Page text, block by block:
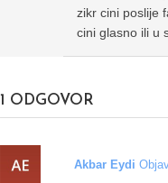
zikr cini poslije
cini glasno ili u
1 ODGOVOR
Akbar Eydi